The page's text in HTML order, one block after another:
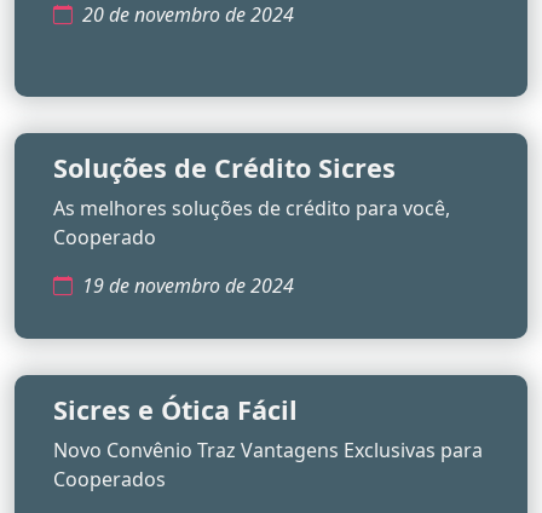
20 de novembro de 2024
Soluções de Crédito Sicres
As melhores soluções de crédito para você,
Cooperado
19 de novembro de 2024
Sicres e Ótica Fácil
Novo Convênio Traz Vantagens Exclusivas para
Cooperados